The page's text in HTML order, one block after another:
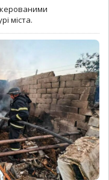
керованими
міста.